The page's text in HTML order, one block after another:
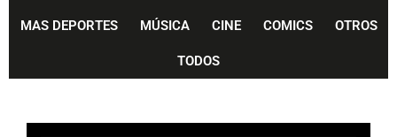
MAS DEPORTES MÚSICA CINE COMICS OTROS
TODOS